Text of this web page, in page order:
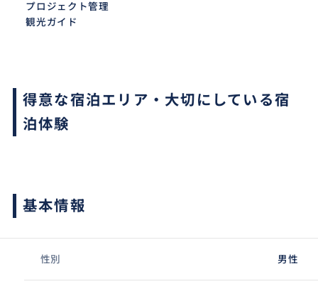
プロジェクト管理
観光ガイド
得意な宿泊エリア・大切にしている宿
泊体験
基本情報
性別 男性